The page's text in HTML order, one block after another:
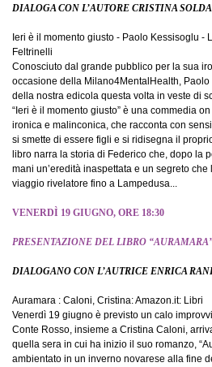
DIALOGA CON L’AUTORE CRISTINA
Ieri è il momento giusto - Paolo Kessisoglu -
Feltrinelli
Conosciuto dal grande pubblico per la sua
occasione della Milano4MentalHealth,
della nostra edicola questa volta in veste di
“Ieri è il momento giusto” è una commedia
ironica e malinconica, che racconta con
si smette di essere figli e si ridisegna il
libro narra la storia di Federico che, dopo la
mani un’eredità inaspettata e un segreto
viaggio rivelatore fino a Lampedusa...
VENERDÌ 19 GIUGNO, ORE 18:30
PRESENTAZIONE DEL LIBRO
DIALOGANO CON L’AUTRICE ENRICA
Auramara : Caloni, Cristina: Amazon.it: Libri
Venerdì 19 giugno è previsto un calo
Conte Rosso, insieme a Cristina Caloni,
quella sera in cui ha inizio il suo romanzo,
ambientato in un inverno novarese alla fine